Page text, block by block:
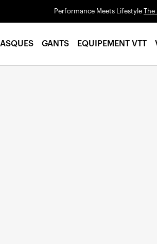
Performance Meets Lifestyle The
GANTS EQUIPEMENT VTT